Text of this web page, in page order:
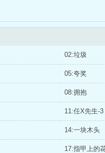
02:垃圾
05:夸奖
08:拥抱
11:任X先生-3
14:一块木头
17:指甲上的